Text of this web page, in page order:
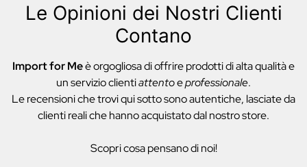
Le Opinioni dei Nostri Clienti
Contano
Import for Meè orgogliosa di offrire prodotti di alta qualità e
un servizio clientiattentoeprofessionale.
Le recensioni che trovi qui sotto sono autentiche, lasciate da
clienti reali che hanno acquistato dal nostro store.
Scopri cosa pensano di noi!